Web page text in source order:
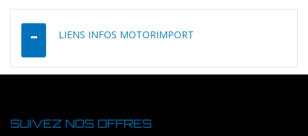
LIENS INFOS MOTORIMPORT
SUIVEZ NOS OFFRES